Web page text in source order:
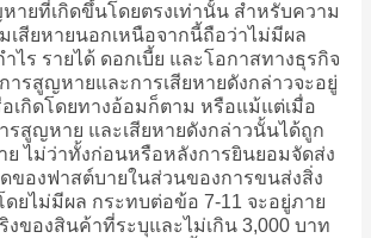
ายที่เกิดขึ้นโดยตรงเท่านั้น สำหรับความ
สียหายนอกเหนือจากนี้ถือว่าไม่มีผล
ไร รายได้ ดอกเบี้ย และโอกาสทางธุรกิจ
ารสูญหายและการเสียหายดังกล่าวจะอยู่
เกิดโดยทางอ้อมก็ตาม หรือแม้แต่เมื่อ
รสูญหาย และเสียหายดังกล่าวนั้นได้ถูก
ย ไม่ว่าทั้งก่อนหรือหลังการยินยอมจัดส่ง
ของฟาสต์บายในส่วนของการขนส่งสิ่ง
ดยไม่มีผล กระทบต่อข้อ 7-11 จะอยู่ภาย
ของสินค้าที่ระบุและไม่เกิน 3,000 บาท